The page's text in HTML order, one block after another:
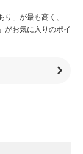
」が最も高く、
がお気に入りのポイ